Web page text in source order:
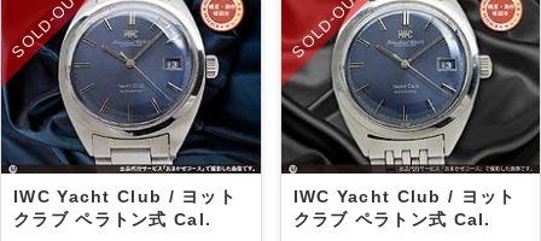
SOLD-OUT
IWC Yacht Club / ヨット
クラブ ペラトン式 Cal.
SOLD-OUT
IWC Yacht Club / ヨット
クラブ ペラトン式 Cal.